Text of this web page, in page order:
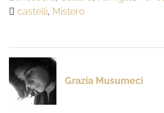
castelli, Mistero
Grazia Musumeci